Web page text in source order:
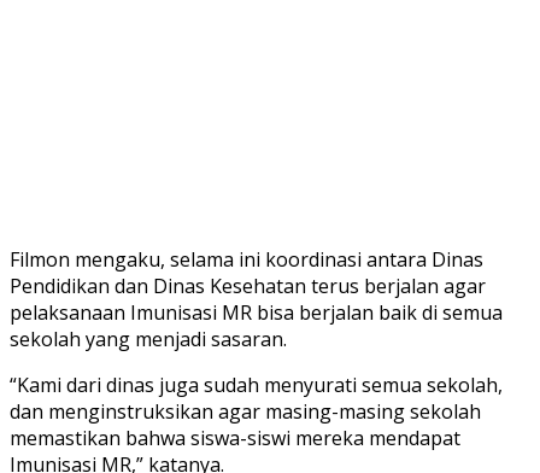
Filmon mengaku, selama ini koordinasi antara Dinas
Pendidikan dan Dinas Kesehatan terus berjalan agar
pelaksanaan Imunisasi MR bisa berjalan baik di semua
sekolah yang menjadi sasaran.
“Kami dari dinas juga sudah menyurati semua sekolah,
dan menginstruksikan agar masing-masing sekolah
memastikan bahwa siswa-siswi mereka mendapat
Imunisasi MR,” katanya.